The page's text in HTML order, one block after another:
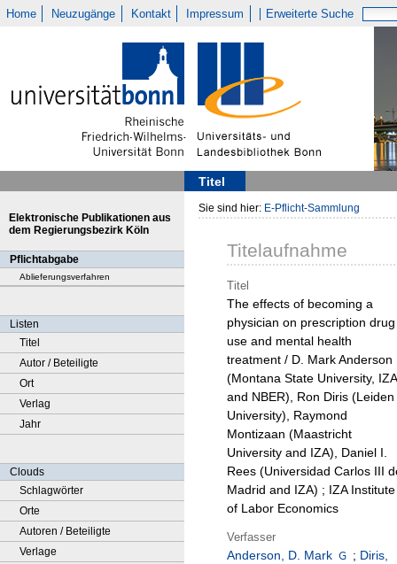
Home Neuzugänge Kontakt Impressum Erweiterte Suche
Titel
Elektronische Publikationen aus
dem Regierungsbezirk Köln
Pflichtabgabe
Ablieferungsverfahren
Listen
Titel
Autor / Beteiligte
Ort
Verlag
Jahr
Clouds
Schlagwörter
Orte
Autoren / Beteiligte
Verlage
Sie sind hier: E-Pflicht-Sammlung
Titelaufnahme
Titel
The effects of becoming a
physician on prescription drug
use and mental health
treatment / D. Mark Anderson
(Montana State University, IZA
and NBER), Ron Diris (Leiden
University), Raymond
Montizaan (Maastricht
University and IZA), Daniel I.
Rees (Universidad Carlos III
Madrid and IZA) ; IZA Institute
of Labor Economics
Verfasser
Anderson, D. Mark ; Diris,